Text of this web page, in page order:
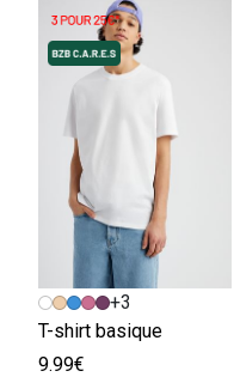
+3
T-shirt basique
9.99€